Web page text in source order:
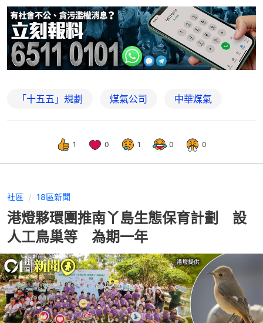
「十五五」規劃 煤氣公司 中華煤氣
1 0 1 0 0
社區 18區新聞
港燈夥環團推南丫島生態保育計劃 設
人工鳥巢等 為期一年